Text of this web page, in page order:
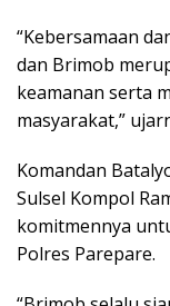
“Kebersamaan
dan Brimob
keamanan serta
masyarakat,”
Komandan
Sulsel Kompol
komitmennya
Polres Parepare.